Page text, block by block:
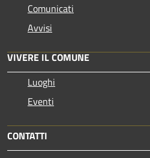
Comunicati
Avvisi
VIVERE IL COMUNE
Luoghi
Eventi
CONTATTI